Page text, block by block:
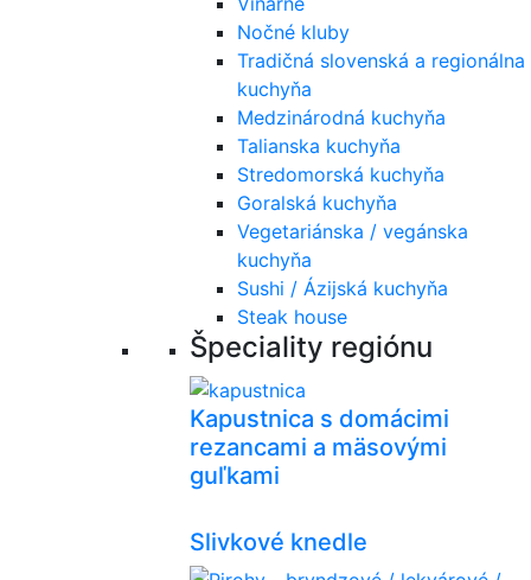
Nočné kluby
Tradičná slovenská a regionálna
kuchyňa
Medzinárodná kuchyňa
Talianska kuchyňa
Stredomorská kuchyňa
Goralská kuchyňa
Vegetariánska / vegánska
kuchyňa
Sushi / Ázijská kuchyňa
Steak house
Špeciality regiónu
Kapustnica s domácimi
rezancami a mäsovými
guľkami
Slivkové knedle